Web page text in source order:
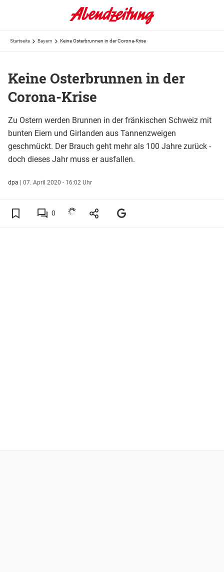
Startseite Bayern Keine Osterbrunnen in der Corona-Krise
Keine Osterbrunnen in der
Corona-Krise
Zu Ostern werden Brunnen in der fränkischen Schweiz mit
bunten Eiern und Girlanden aus Tannenzweigen
geschmückt. Der Brauch geht mehr als 100 Jahre zurück -
doch dieses Jahr muss er ausfallen.
dpa | 07. April 2020 - 16:02 Uhr
0